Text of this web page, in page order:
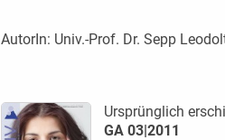
AutorIn: Univ.-Prof. Dr. Sepp
Ursprünglich
GA 03|2011